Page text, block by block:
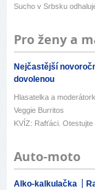
Sucho v Srbsku
Pro ženy a
Nejčastější
dovolenou
Hlasatelka a
Veggie Burritos
KVÍZ: Rafťáci.
Auto-moto
Alko-kalkulačka